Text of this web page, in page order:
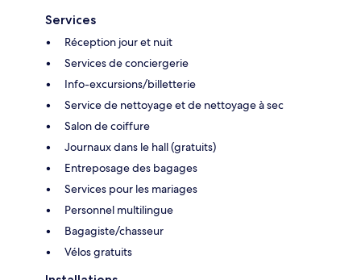
Services
Réception jour et nuit
Services de conciergerie
Info-excursions/billetterie
Service de nettoyage et de nettoyage à sec
Salon de coiffure
Journaux dans le hall (gratuits)
Entreposage des bagages
Services pour les mariages
Personnel multilingue
Bagagiste/chasseur
Vélos gratuits